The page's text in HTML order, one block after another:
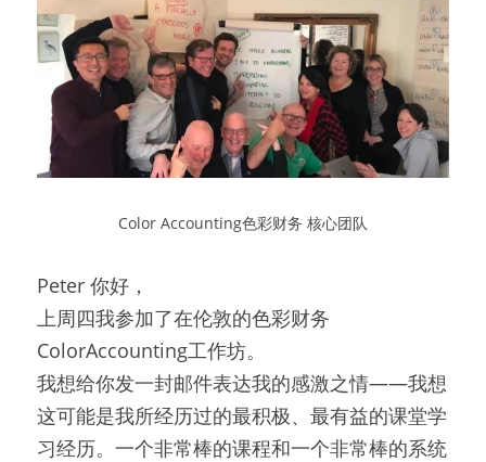
Color Accounting色彩财务 核心团队
Peter 你好，
上周四我参加了在伦敦的色彩财务
ColorAccounting工作坊。
我想给你发一封邮件表达我的感激之情——我想
这可能是我所经历过的最积极、最有益的课堂学
习经历。一个非常棒的课程和一个非常棒的系统